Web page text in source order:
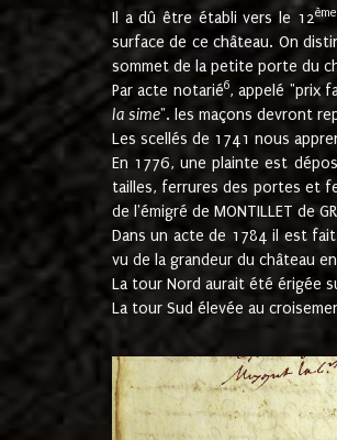
Il a dû être établi vers le 12ème
surface de ce château. On
sommet de la petite porte du
Par acte notarié6, appelé "prix
la sime". les maçons devront
Les scellés de 1741 nous
En 1776, une plainte est
tailles, ferrures des portes et
de l'émigré de MONTILLET de
Dans un acte de 1784 il est
vu de la grandeur du château
La tour Nord aurait été érigée
La tour Sud élevée au